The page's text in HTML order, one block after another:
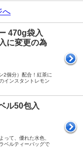
へ
470g袋入
に変更の為
2個分）配合！紅茶に
インスタントレモン
ル50包入
って、優れた水色、
ベルティーバッグで